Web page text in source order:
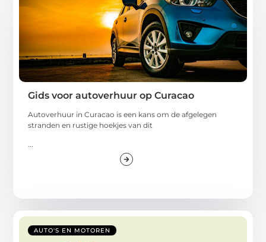
Gids voor autoverhuur op Curacao
Autoverhuur in Curacao is een kans om de afgelegen
stranden en rustige hoekjes van dit
...
AUTO'S EN MOTOREN